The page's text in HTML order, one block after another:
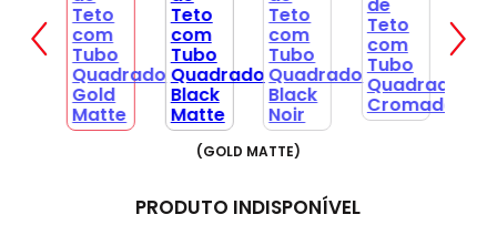
(GOLD MATTE)
PRODUTO INDISPONÍVEL